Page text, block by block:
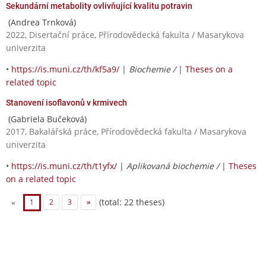
Sekundární metabolity ovlivňující kvalitu potravin
(Andrea Trnková)
2022, Disertační práce, Přírodovědecká fakulta / Masarykova
univerzita
• https://is.muni.cz/th/kf5a9/ | Biochemie / | Theses on a
related topic
Stanovení isoflavonů v krmivech
(Gabriela Bučeková)
2017, Bakalářská práce, Přírodovědecká fakulta / Masarykova
univerzita
• https://is.muni.cz/th/t1yfx/ | Aplikovaná biochemie / | Theses
on a related topic
« 1 2 3 » (total: 22 theses)